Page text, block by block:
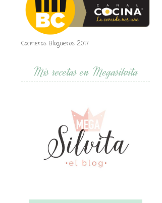
Cocineros Blogueros 2017
Mis recetas en Megasilvita